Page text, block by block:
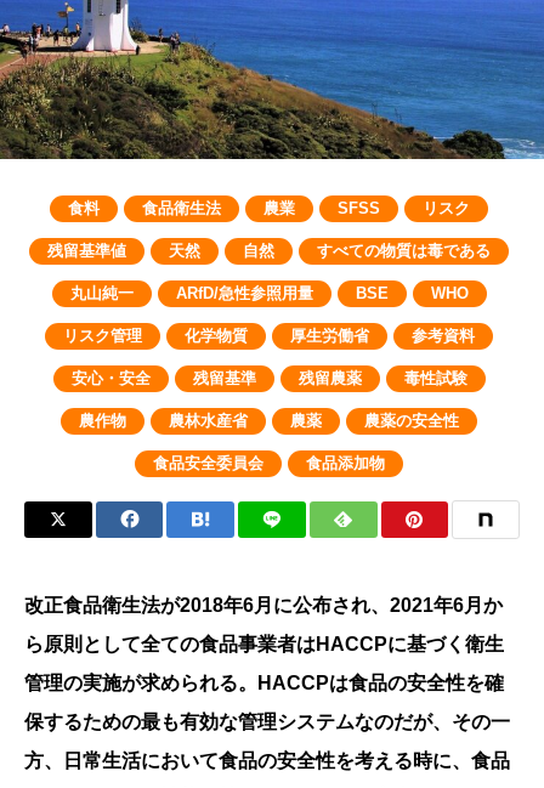
食料 食品衛生法 農業 SFSS リスク
残留基準値 天然 自然 すべての物質は毒である
丸山純一 ARfD/急性参照用量 BSE WHO
リスク管理 化学物質 厚生労働省 参考資料
安心・安全 残留基準 残留農薬 毒性試験
農作物 農林水産省 農薬 農薬の安全性
食品安全委員会 食品添加物
改正食品衛生法が2018年6月に公布され、2021年6月か
ら原則として全ての食品事業者はHACCPに基づく衛生
管理の実施が求められる。HACCPは食品の安全性を確
保するための最も有効な管理システムなのだが、その一
方、日常生活において食品の安全性を考える時に、食品